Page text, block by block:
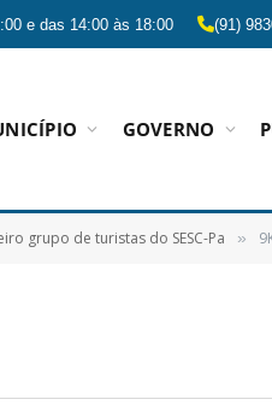
e das 14:00 às 18:00 (91)
GOVERNO
grupo de turistas do SESC-Pa »